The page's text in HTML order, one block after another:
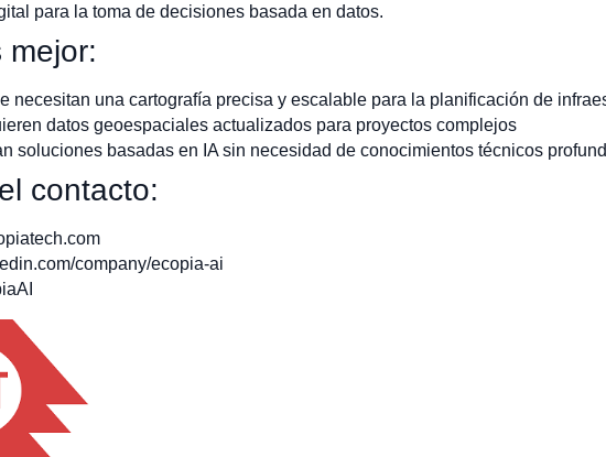
para la toma de decisiones basada en datos.
mejor:
necesitan una cartografía precisa y escalable para la planificación de
datos geoespaciales actualizados para proyectos complejos
soluciones basadas en IA sin necesidad de conocimientos técnicos
contacto:
company/ecopia-ai